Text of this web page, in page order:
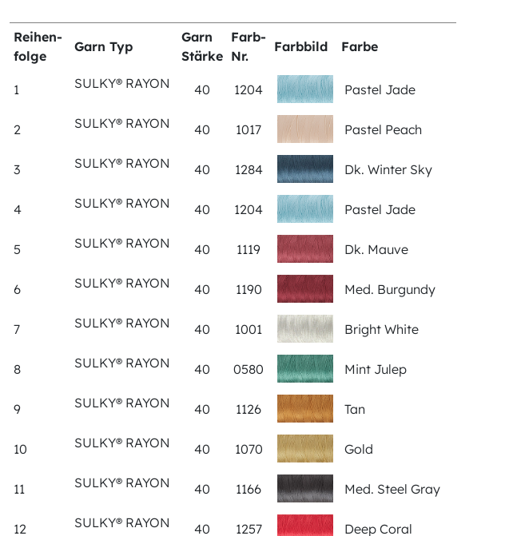
Reihen-
folge
Garn Typ
Garn
Stärke
Farb-
Nr.
Farbbild Farbe
1 SULKY® RAYON 40 1204 Pastel Jade
2 SULKY® RAYON 40 1017 Pastel Peach
3 SULKY® RAYON 40 1284 Dk. Winter Sky
4 SULKY® RAYON 40 1204 Pastel Jade
5 SULKY® RAYON 40 1119 Dk. Mauve
6 SULKY® RAYON 40 1190 Med. Burgundy
7 SULKY® RAYON 40 1001 Bright White
8 SULKY® RAYON 40 0580 Mint Julep
9 SULKY® RAYON 40 1126 Tan
10 SULKY® RAYON 40 1070 Gold
11 SULKY® RAYON 40 1166 Med. Steel Gray
12 SULKY® RAYON 40 1257 Deep Coral